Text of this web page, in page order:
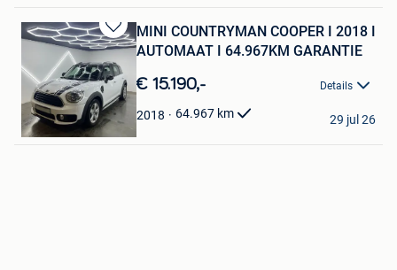
Bewaren
in
Mijn
Favorieten
MINI COUNTRYMAN COOPER I 2018 I
AUTOMAAT I 64.967KM GARANTIE
€ 15.190,- Details
2018 64.967 km
DD Motors BV
Brugge
29 jul 26